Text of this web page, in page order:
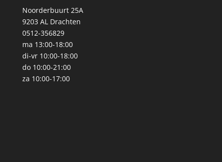
Noorderbuurt 25A
9203 AL Drachten
0512-356829
ma 13:00-18:00
di-vr 10:00-18:00
do 10:00-21:00
za 10:00-17:00